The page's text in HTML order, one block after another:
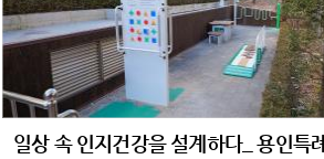
일상 속 인지건강을 설계하다_ 용인특